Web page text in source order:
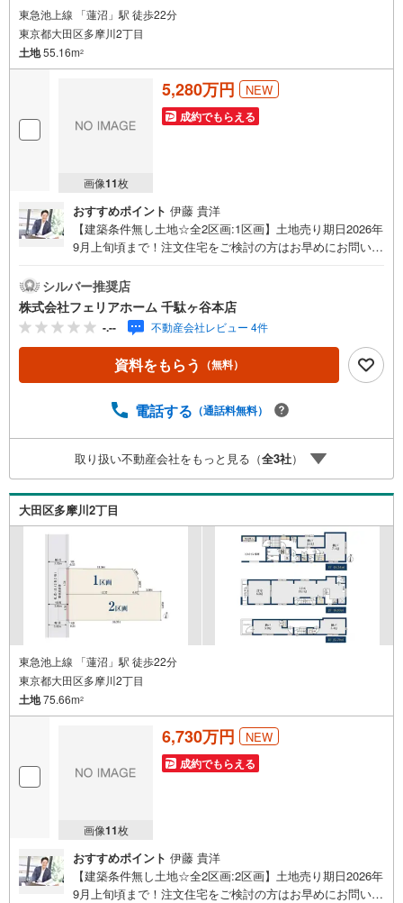
東急池上線 「蓮沼」駅 徒歩22分
東京都大田区多摩川2丁目
土地55.16m2
画像11枚
5,280万円 NEW
成約でもらえる
おすすめポイント 伊藤 貴洋
【建築条件無し土地☆全2区画:1区画】土地売り期日2026年
9月上旬頃まで！注文住宅をご検討の方はお早めにお問い合
徒歩2分、買い物施設も近隣に◎フェリアホーム千駄ヶ谷本
店は、渋谷区・新宿区・目黒区・世田谷区・品川区・大田
区を中心に城南・都心エリアで、土地・新築戸建・中古戸
建・マンションなど幅広い物件を取り扱っております！■イ
ンターネット予約で当日見学が可能です（1）［室内・現地
を見学する］をクリック（2）本日～4日以内をご希望の方
30～20:00はお電話でのお問い合わせがスムーズです。【Y
るとPayPayポイントがもらえる「Yahoo！不動産 物件ご成
約キャンペーン」の対象になります。「資料をもらう」
「見学予約をする」ボタンからお問い合わせください。※必
ずYahoo！ JAPAN IDでログインしてください。※PayPay
ポイントは出金と譲渡はできません。
シルバー推奨店
株式会社フェリアホーム 千駄ヶ谷本店
-.-- 不動産会社レビュー 4件
資料をもらう （無料）
電話する （通話料無料）
取り扱い不動産会社をもっと見る（全3社）
大田区多摩川2丁目
東急池上線 「蓮沼」駅 徒歩22分
東京都大田区多摩川2丁目
土地75.66m2
画像11枚
6,730万円 NEW
成約でもらえる
おすすめポイント 伊藤 貴洋
【建築条件無し土地☆全2区画:2区画】土地売り期日2026年
9月上旬頃まで！注文住宅をご検討の方はお早めにお問い合